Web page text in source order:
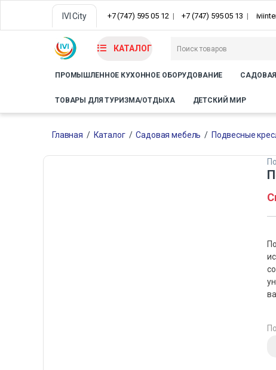
IVI City +7 (747) 595 05 12 +7 (747) 595 05 13
КАТАЛОГ
ПРОМЫШЛЕННОЕ КУХОННОЕ ОБОРУДОВАНИЕ
ТОВАРЫ ДЛЯ ТУРИЗМА/ОТДЫХА ДЕТСКИЙ МИР
Главная / Каталог / Садовая мебель / Подвесные